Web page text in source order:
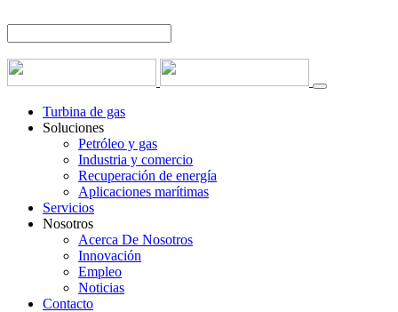
Turbina de gas
Soluciones
Petróleo y gas
Industria y comercio
Recuperación de energía
Aplicaciones marítimas
Servicios
Nosotros
Acerca De Nosotros
Innovación
Empleo
Noticias
Contacto